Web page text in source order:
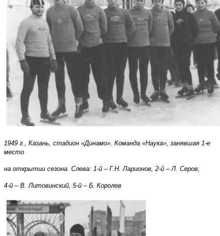
1949 г., Казань, стадион «Динамо». Команда «Наука», занявшая 1-е
место
на открытии сезона. Слева: 1-й – Г.Н. Ларионов, 2-й – Л. Серов,
4-й – В. Литовинский, 5-й – Б. Королев